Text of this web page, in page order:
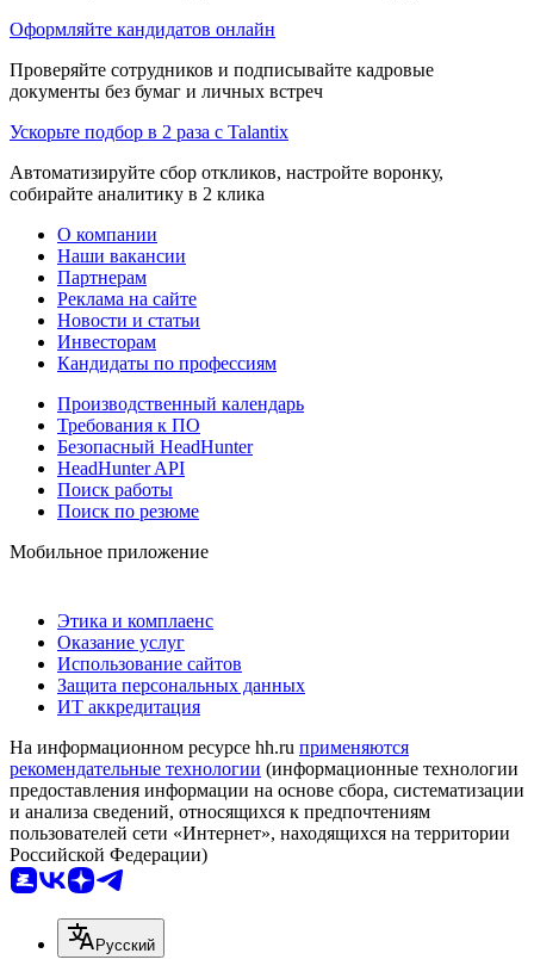
Оформляйте кандидатов онлайн
Проверяйте сотрудников и подписывайте кадровые
документы без бумаг и личных встреч
Ускорьте подбор в 2 раза с Talantix
Автоматизируйте сбор откликов, настройте воронку,
собирайте аналитику в 2 клика
О компании
Наши вакансии
Партнерам
Реклама на сайте
Новости и статьи
Инвесторам
Кандидаты по профессиям
Производственный календарь
Требования к ПО
Безопасный HeadHunter
HeadHunter API
Поиск работы
Поиск по резюме
Мобильное приложение
Этика и комплаенс
Оказание услуг
Использование сайтов
Защита персональных данных
ИТ аккредитация
На информационном ресурсе hh.ru применяются
рекомендательные технологии (информационные технологии
предоставления информации на основе сбора, систематизации
и анализа сведений, относящихся к предпочтениям
пользователей сети «Интернет», находящихся на территории
Российской Федерации)
Русский